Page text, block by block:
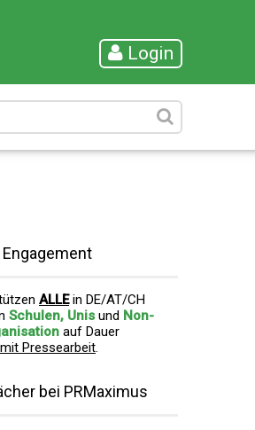
Login
ALLEin DE/AT/CH
Schulen, Unis und Non-
auf Dauer
Pressearbeit.
bei PRMaximus